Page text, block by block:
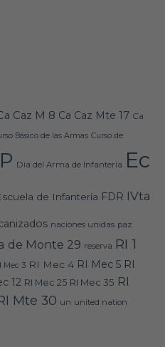
Caz M 8 Ca Caz Mte 17 Ca
Básico de las Armas Curso de
Día del Arma de Infantería Ec
de Infantería FDR IVta
naciones unidas paz
de Monte 29 reserva RI 1
Mec 3 RI Mec 4 RI Mec 5 RI
12 RI Mec 25 RI Mec 35 RI
Mte 30 un united nation